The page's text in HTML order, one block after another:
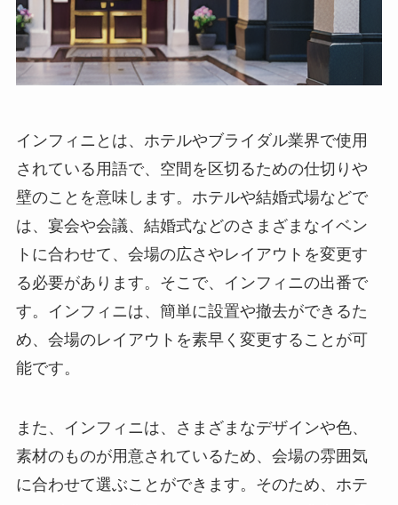
インフィニとは、ホテルやブライダル業界で使用
されている用語で、空間を区切るための仕切りや
壁のことを意味します。 ホテルや結婚式場などで
は、宴会や会議、結婚式などのさまざまなイベン
トに合わせて、会場の広さやレイアウトを変更す
る必要があります。 そこで、インフィニの出番で
す。
インフィニは、簡単に設置や撤去ができるた
め、会場のレイアウトを素早く変更することが可
能です。
また、インフィニは、さまざまなデザインや色、
素材のものが用意されているため、会場の雰囲気
に合わせて選ぶことができます。 そのため、ホテ